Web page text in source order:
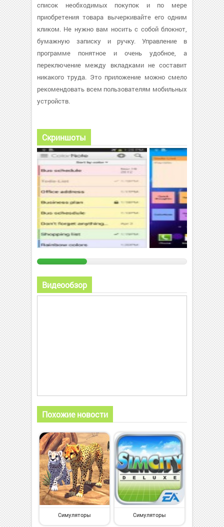
список необходимых покупок и по мере
приобретения товара вычеркивайте его одним
кликом. Не нужно вам носить с собой блокнот,
бумажную записку и ручку. Управление в
программе понятное и очень удобное, а
переключение между вкладками не составит
никакого труда. Это приложение можно смело
рекомендовать всем пользователям мобильных
устройств.
Скриншоты
Видеообзор
Похожие новости
Симуляторы Симуляторы